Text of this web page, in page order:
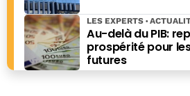
Au-delà du PIB:
prospérité pour
futures
LES EXPERTS